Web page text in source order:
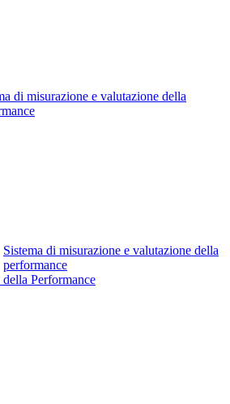
di misurazione e valutazione della
Sistema di misurazione e valutazione della
performance
della Performance